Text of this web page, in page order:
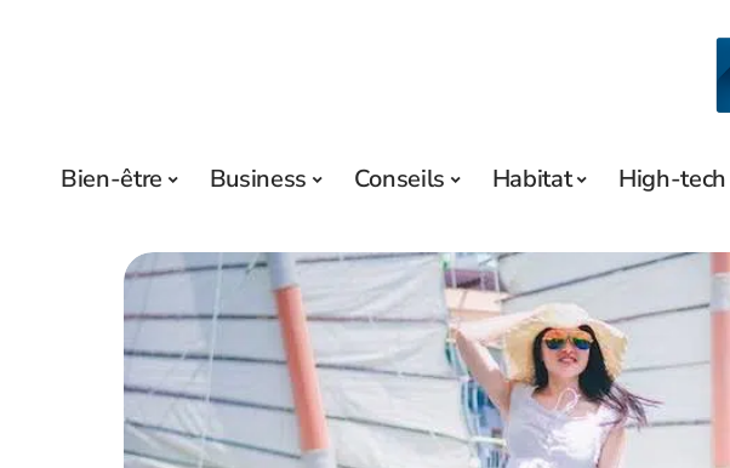
Bien-être Business Conseils Habitat High-tech